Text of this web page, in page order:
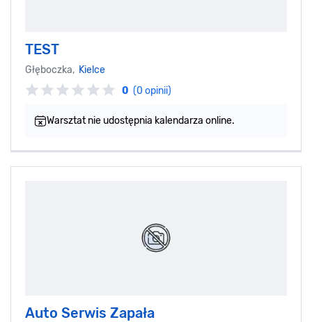
TEST
Głęboczka, Kielce
0 (0 opinii)
Warsztat nie udostępnia kalendarza online.
Auto Serwis Zapała